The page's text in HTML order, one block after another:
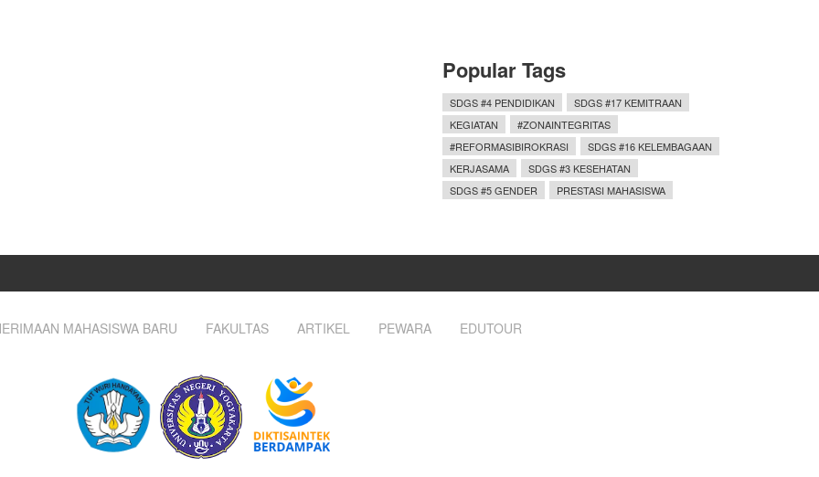
Popular Tags
SDGS #4 PENDIDIKAN
SDGS #17 KEMITRAAN
KEGIATAN
#ZONAINTEGRITAS
#REFORMASIBIROKRASI
SDGS #16 KELEMBAGAAN
KERJASAMA
SDGS #3 KESEHATAN
SDGS #5 GENDER
PRESTASI MAHASISWA
MAHASISWA BARU FAKULTAS ARTIKEL PEWARA EDUTOUR